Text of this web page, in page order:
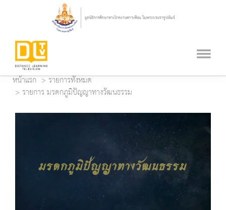
หน้าแรก
รายการทั้งหมด
รายการ มรดกภูมิปัญญาทางวัฒนธรรม